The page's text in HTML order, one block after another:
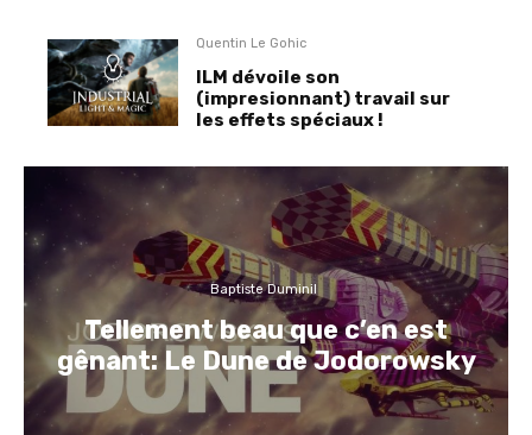
Quentin Le Gohic
ILM dévoile son
(impresionnant) travail sur
les effets spéciaux !
Baptiste Duminil
Tellement beau que c’en est
gênant: Le Dune de Jodorowsky